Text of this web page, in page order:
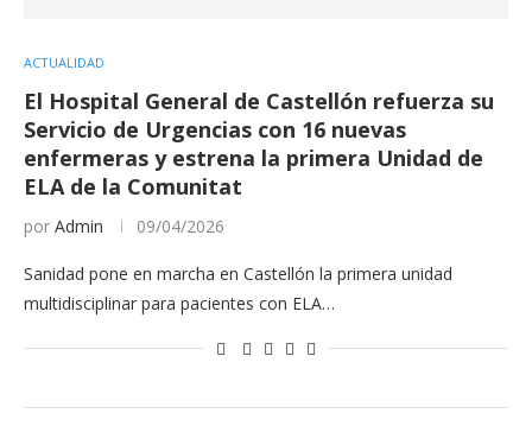
ACTUALIDAD
El Hospital General de Castellón refuerza su
Servicio de Urgencias con 16 nuevas
enfermeras y estrena la primera Unidad de
ELA de la Comunitat
por Admin 09/04/2026
Sanidad pone en marcha en Castellón la primera unidad
multidisciplinar para pacientes con ELA…